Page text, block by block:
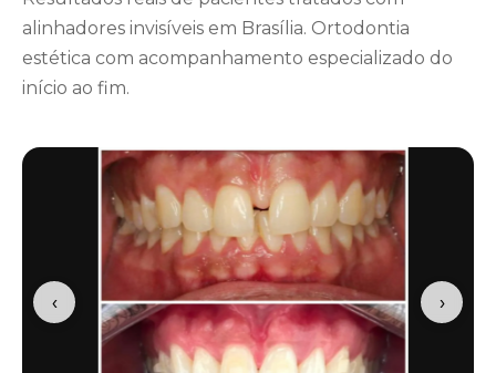
alinhadores invisíveis em Brasília. Ortodontia
estética com acompanhamento especializado do
início ao fim.
‹ ›